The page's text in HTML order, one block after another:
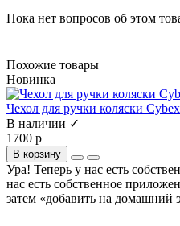
Пока нет вопросов об этом
Похожие товары
Новинка
Чехол для ручки коляски
В наличии ✓
1700 р
В корзину
Ура! Теперь у нас есть
нас есть собственное
затем «добавить на домашний